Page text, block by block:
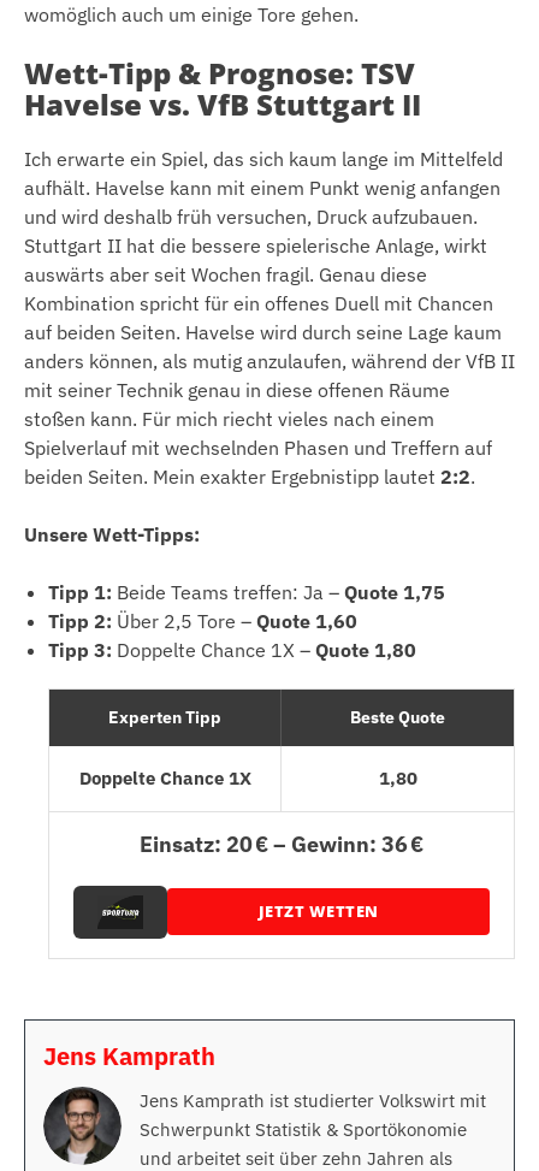
womöglich auch um einige Tore gehen.
Wett-Tipp & Prognose: TSV
Havelse vs. VfB Stuttgart II
Ich erwarte ein Spiel, das sich kaum lange im Mittelfeld
aufhält. Havelse kann mit einem Punkt wenig anfangen
und wird deshalb früh versuchen, Druck aufzubauen.
Stuttgart II hat die bessere spielerische Anlage, wirkt
auswärts aber seit Wochen fragil. Genau diese
Kombination spricht für ein offenes Duell mit Chancen
auf beiden Seiten. Havelse wird durch seine Lage kaum
anders können, als mutig anzulaufen, während der VfB II
mit seiner Technik genau in diese offenen Räume
stoßen kann. Für mich riecht vieles nach einem
Spielverlauf mit wechselnden Phasen und Treffern auf
beiden Seiten. Mein exakter Ergebnistipp lautet 2:2.
Unsere Wett-Tipps:
Tipp 1: Beide Teams treffen: Ja – Quote 1,75
Tipp 2: Über 2,5 Tore – Quote 1,60
Tipp 3: Doppelte Chance 1X – Quote 1,80
Experten Tipp Beste Quote
Doppelte Chance 1X 1,80
Einsatz: 20 € – Gewinn: 36 €
JETZT WETTEN
Jens Kamprath
Jens Kamprath ist studierter Volkswirt mit
Schwerpunkt Statistik & Sportökonomie
und arbeitet seit über zehn Jahren als